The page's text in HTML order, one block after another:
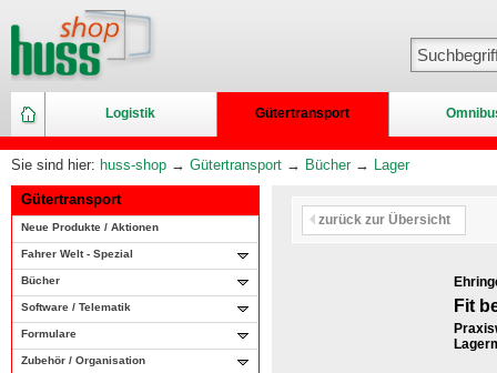
Logistik Gütertransport
Sie sind hier: huss-shop → Gütertransport → Bücher→ Lager
Gütertransport
Neue Produkte / Aktionen
Fahrer Welt - Spezial
Bücher
Software / Telematik
Formulare
Zubehör / Organisation
zurück zur Übersicht
Fit